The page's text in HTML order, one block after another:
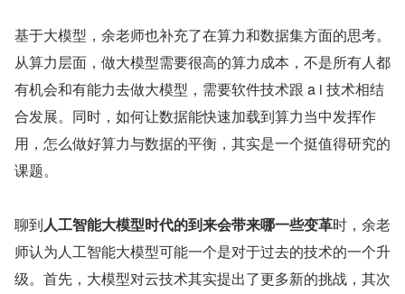
基于大模型，余老师也补充了在算力和数据集方面的思考。
从算力层面，做大模型需要很高的算力成本，不是所有人都
有机会和有能力去做大模型，需要软件技术跟 a i 技术相结
合发展。同时，如何让数据能快速加载到算力当中发挥作
用，怎么做好算力与数据的平衡，其实是一个挺值得研究的
课题。
聊到人工智能大模型时代的到来会带来哪一些变革时，余老
师认为人工智能大模型可能一个是对于过去的技术的一个升
级。首先，大模型对云技术其实提出了更多新的挑战，其次